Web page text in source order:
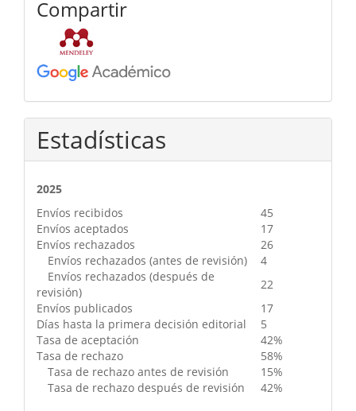
Compartir
Estadísticas
2025
Envíos recibidos
45
Envíos aceptados
17
Envíos rechazados
26
Envíos rechazados (antes de revisión)
4
Envíos rechazados (después de
revisión)
22
Envíos publicados
17
Días hasta la primera decisión editorial
5
Tasa de aceptación
42%
Tasa de rechazo
58%
Tasa de rechazo antes de revisión
15%
Tasa de rechazo después de revisión
42%